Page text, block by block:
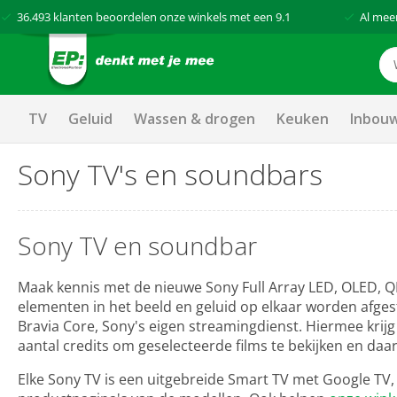
36.493 klanten beoordelen onze winkels met een 9.1 Al
TV Geluid Wassen & drogen Keuken
Sony TV's en soundbars
Sony TV en soundbar
Maak kennis met de nieuwe Sony Full Array LED,
elementen in het beeld en geluid op elkaar worden
Bravia Core, Sony's eigen streamingdienst. Hiermee
aantal credits om geselecteerde films te bekijken en
Elke Sony TV is een uitgebreide Smart TV met Google